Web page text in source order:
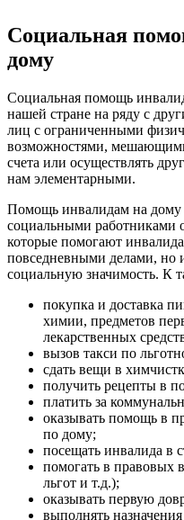
Социальная
дому
Социальная помощь
нашей стране на ряду с
лиц с ограниченными
возможностями, мешающими
счета или осуществлять
нам элементарными.
Помощь инвалидам на дому
социальными работниками
которые помогают
повседневными делами, но
социальную значимость. К
покупка и доставка
химии, предметов
лекарственных
вызов такси по
сдать вещи в
получить рецепты в
платить за
оказывать помощь в
по дому;
посещать инвалида в
помогать в правовых
льгот и т.д.);
оказывать первую
выполнять назначения